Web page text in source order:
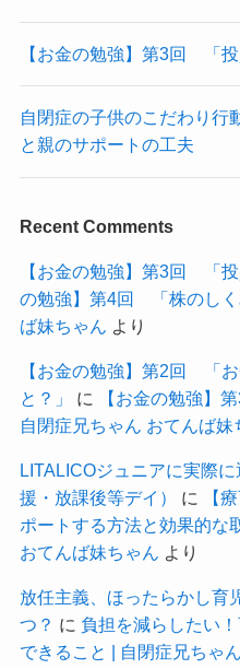
【お金の勉強】第3回 「投
自閉症の子供のこだわり行
と親のサポートの工夫
Recent Comments
【お金の勉強】第3回 「投
の勉強】第4回 「株のしく
ば妹ちゃん より
【お金の勉強】第2回 「
と？」
に
【お金の勉強】
自閉症兄ちゃん おてんば妹
LITALICOジュニアに実際
援・放課後等デイ）
に
【
ポートする方法と効果的な
おてんば妹ちゃん より
放任主義、ほったらかし育
つ？ に 負担を減らしたい
できること | 自閉症兄ちゃ